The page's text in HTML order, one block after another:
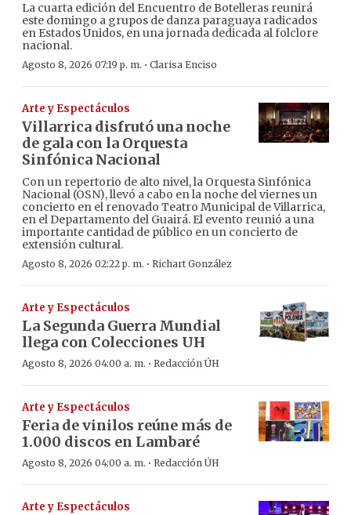
La cuarta edición del Encuentro de Botelleras reunirá
este domingo a grupos de danza paraguaya radicados
en Estados Unidos, en una jornada dedicada al folclore
nacional.
Agosto 8, 2026 07:19 p. m. · Clarisa Enciso
Arte y Espectáculos
Villarrica disfrutó una noche
de gala con la Orquesta
Sinfónica Nacional
Con un repertorio de alto nivel, la Orquesta Sinfónica
Nacional (OSN), llevó a cabo en la noche del viernes un
concierto en el renovado Teatro Municipal de Villarrica,
en el Departamento del Guairá. El evento reunió a una
importante cantidad de público en un concierto de
extensión cultural.
Agosto 8, 2026 02:22 p. m. · Richart González
Arte y Espectáculos
La Segunda Guerra Mundial
llega con Colecciones UH
Agosto 8, 2026 04:00 a. m. · Redacción ÚH
Arte y Espectáculos
Feria de vinilos reúne más de
1.000 discos en Lambaré
Agosto 8, 2026 04:00 a. m. · Redacción ÚH
Arte y Espectáculos